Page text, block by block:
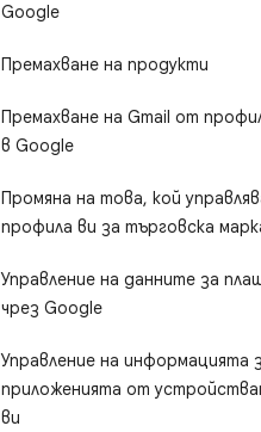
Google
Премахване на продукти
Премахване на Gmail от
в Google
Промяна на това, кой
профила ви за търговска
Управление на данните за
чрез Google
Управление на информацията
приложенията от
ви